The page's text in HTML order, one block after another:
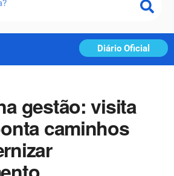
Diário Oficial
gestão: visita
caminhos